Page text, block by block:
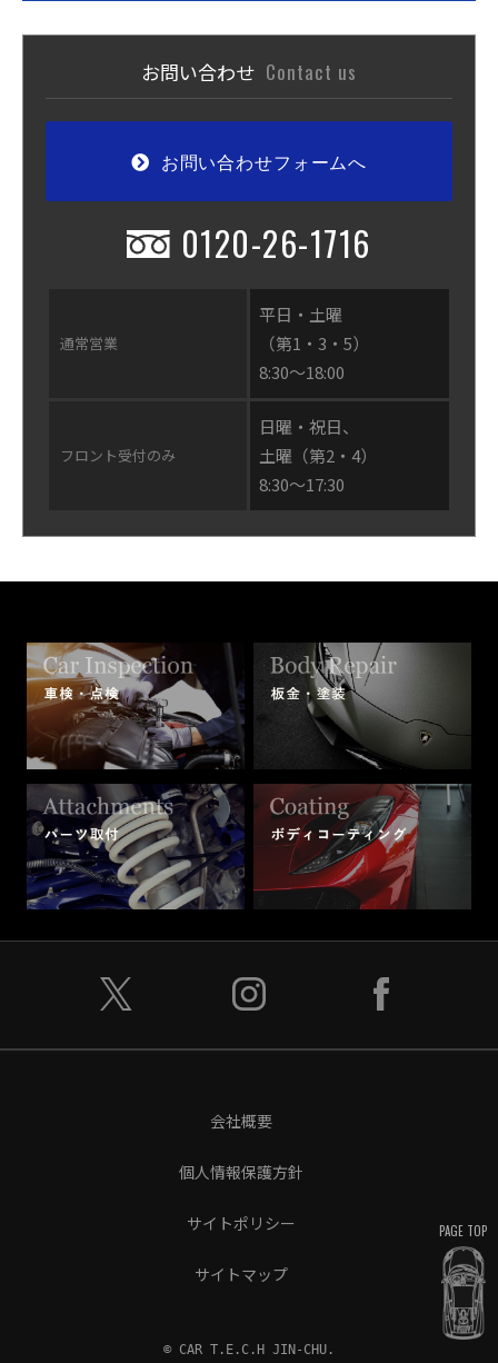
お問い合わせ Contact us
お問い合わせフォームへ
0120-26-1716
通常営業
平日・土曜
（第1・3・5）
8:30〜18:00
フロント受付のみ
日曜・祝日、
土曜（第2・4）
8:30〜17:30
PAGE TOP
会社概要
個人情報保護方針
サイトポリシー
サイトマップ
© CAR T.E.C.H JIN-CHU.